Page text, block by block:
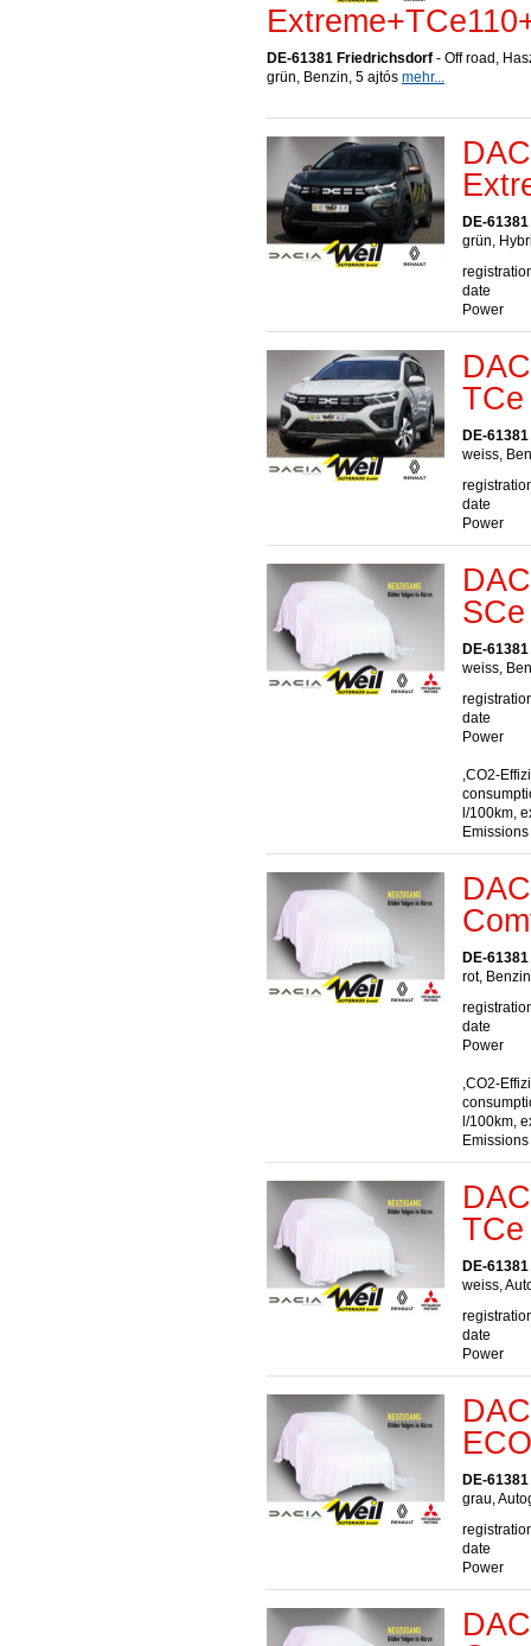
DE-61381 Friedrichsdorf - Off road,
grün, Benzin, 5 ajtós mehr...
DE-
grün,
date
Power
TCe
DE-
weiss,
date
Power
DE-
weiss,
date
Power
,CO2-
l/100km,
DE-
rot,
date
Power
,CO2-
l/100km,
TCe
DE-
weiss,
date
Power
DE-
grau,
date
Power